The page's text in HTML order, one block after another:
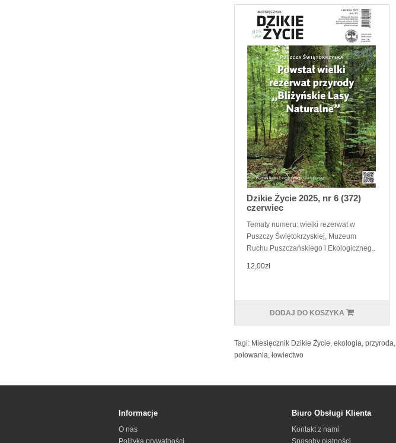
Dzikie Życie 2025, nr 6 (372)
czerwiec
Tematy numeru: wielki rezerwat w
Puszczy Świętokrzyskiej, Muzeum
Ruchu Puszczańskiego i Ekologiczneg..
12,00zł
DODAJ DO KOSZYKA
Tagi: Miesięcznik Dzikie Życie, ekologia, przyroda,
polowania, łowiectwo
Informacje
O nas
Biuro Obsługi Klienta
Kontakt z nami